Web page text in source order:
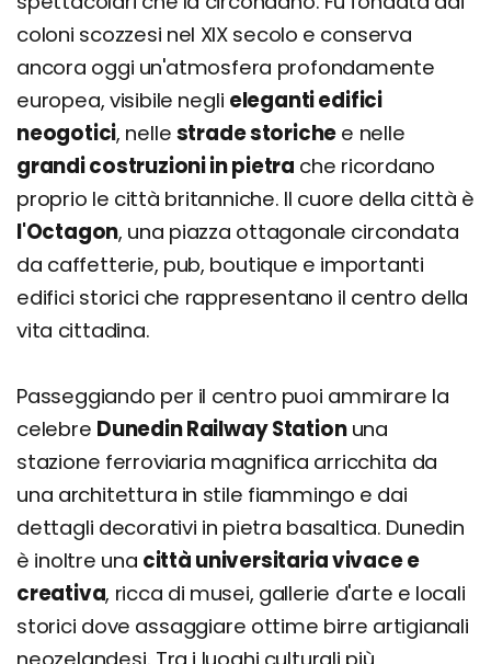
coloni scozzesi nel XIX secolo e conserva
ancora oggi un'atmosfera profondamente
europea, visibile negli eleganti edifici
neogotici, nelle strade storiche e nelle
grandi costruzioni in pietra che ricordano
proprio le città britanniche. Il cuore della città è
l'Octagon, una piazza ottagonale circondata
da caffetterie, pub, boutique e importanti
edifici storici che rappresentano il centro della
vita cittadina.
Passeggiando per il centro puoi ammirare la
celebre Dunedin Railway Stationuna
stazione ferroviaria magnifica arricchita da
una architettura in stile fiammingo e dai
dettagli decorativi in pietra basaltica. Dunedin
è inoltre una città universitaria vivace e
creativa, ricca di musei, gallerie d'arte e locali
storici dove assaggiare ottime birre artigianali